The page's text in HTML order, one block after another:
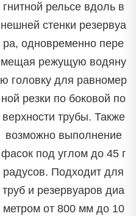
гнитной рельсе вдоль в
нешней стенки резервуа
ра, одновременно пере
мещая режущую водяну
ю головку для равномер
ной резки по боковой по
верхности трубы. Также
возможно выполнение
фасок под углом до 45 г
радусов. Подходит для
труб и резервуаров диа
метром от 800 мм до 10